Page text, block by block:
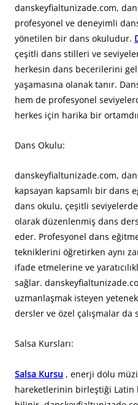
danskeyfialtunizade.com,
profesyonel ve deneyimli
yönetilen bir dans okuludur.
çeşitli dans stilleri ve
herkesin dans becerilerini
yaşamasına olanak tanır.
hem de profesyonel
herkes için harika bir
Dans Okulu:
danskeyfialtunizade.com,
kapsayan kapsamlı bir dans
dans okulu, çeşitli
olarak düzenlenmiş dans
eder. Profesyonel dans
tekniklerini öğretirken aynı
ifade etmelerine ve
sağlar.
uzmanlaşmak isteyen
dersler ve özel çalışmalar da
Salsa Kursları:
Salsa Kursu , enerji dolu
hareketlerinin birleştiği Latin